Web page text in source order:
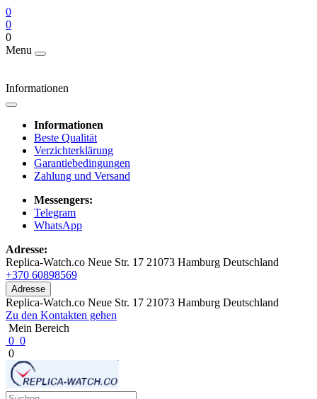
0
0
0
Menu
Informationen
Informationen
Beste Qualität
Verzichterklärung
Garantiebedingungen
Zahlung und Versand
Messengers:
Telegram
WhatsApp
Adresse:
Replica-Watch.co Neue Str. 17 21073 Hamburg Deutschland
+370 60898569
Adresse
Replica-Watch.co Neue Str. 17 21073 Hamburg Deutschland
Zu den Kontakten gehen
Mein Bereich
0 0
0